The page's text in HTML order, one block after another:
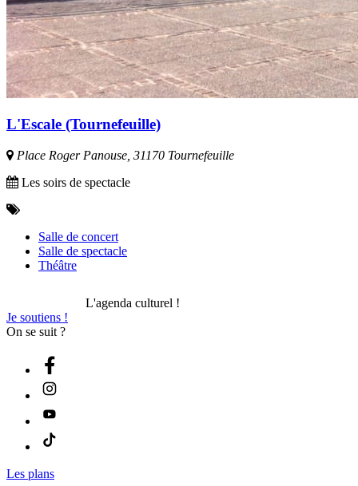
L'Escale (Tournefeuille)
Place Roger Panouse, 31170 Tournefeuille
Les soirs de spectacle
Salle de concert
Salle de spectacle
Théâtre
L'agenda culturel !
Je soutiens !
On se suit ?
Les plans